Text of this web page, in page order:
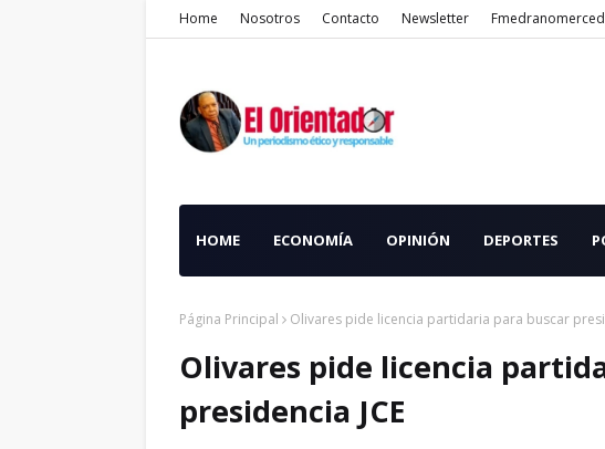
Home Nosotros Contacto Newsletter
HOME ECONOMÍA OPINIÓN DEPORTES
Página Principal Olivares pide licencia partidaria para buscar
Olivares pide licencia
presidencia JCE